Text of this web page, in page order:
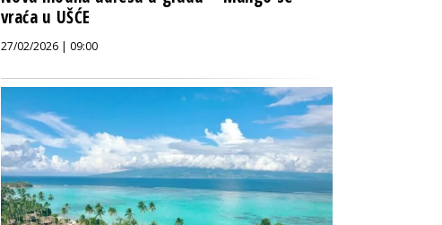
vraća u UŠĆE
27/02/2026 | 09:00